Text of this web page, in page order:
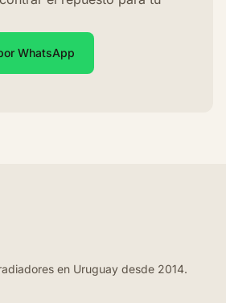
WhatsApp
en Uruguay desde 2014.